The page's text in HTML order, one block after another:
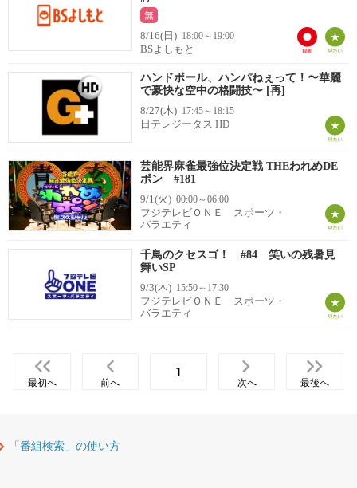
無
8/16(日) 18:00～19:00
BSよしもと
ハンドボール、ハンパねぇって！〜華麗
で豪快な空中の格闘技〜 [再]
8/27(木) 17:45～18:15
日テレジータス HD
芸能界麻雀最強位決定戦 THEわれめDE
ポン #181
9/1(火) 00:00～06:00
フジテレビＯＮＥ スポーツ・
バラエティ
千鳥のクセスゴ！ #84 笑いの残暑見
舞いSP
9/3(木) 15:50～17:30
フジテレビＯＮＥ スポーツ・
バラエティ
最初へ 前へ
1
次へ 最後へ
「番組検索」の使い方